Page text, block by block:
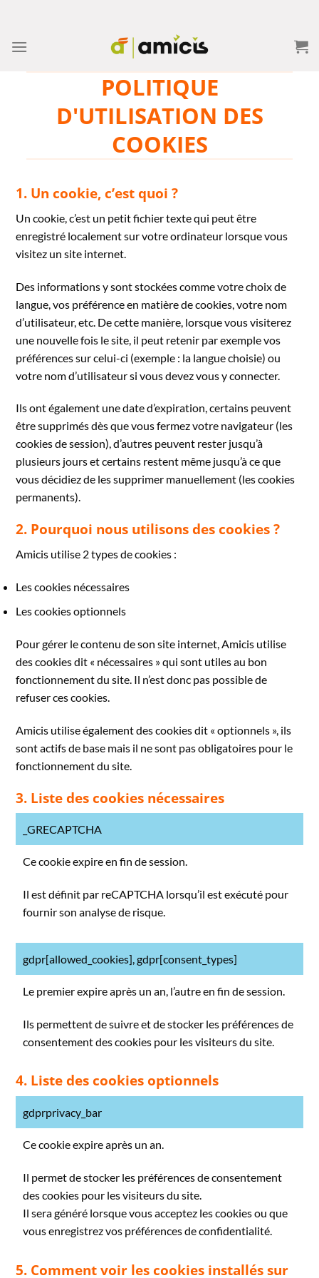
content
POLITIQUE
D'UTILISATION DES
COOKIES
1. Un cookie, c’est quoi ?
Un cookie, c’est un petit fichier texte qui peut être
enregistré localement sur votre ordinateur lorsque vous
visitez un site internet.
Des informations y sont stockées comme votre choix de
langue, vos préférence en matière de cookies, votre nom
d’utilisateur, etc. De cette manière, lorsque vous visiterez
une nouvelle fois le site, il peut retenir par exemple vos
préférences sur celui-ci (exemple : la langue choisie) ou
votre nom d’utilisateur si vous devez vous y connecter.
Ils ont également une date d’expiration, certains peuvent
être supprimés dès que vous fermez votre navigateur (les
cookies de session), d’autres peuvent rester jusqu’à
plusieurs jours et certains restent même jusqu’à ce que
vous décidiez de les supprimer manuellement (les cookies
permanents).
2. Pourquoi nous utilisons des cookies ?
Amicis utilise 2 types de cookies :
Les cookies nécessaires
Les cookies optionnels
Pour gérer le contenu de son site internet, Amicis utilise
des cookies dit « nécessaires » qui sont utiles au bon
fonctionnement du site. Il n’est donc pas possible de
refuser ces cookies.
Amicis utilise également des cookies dit « optionnels », ils
sont actifs de base mais il ne sont pas obligatoires pour le
fonctionnement du site.
3. Liste des cookies nécessaires
_GRECAPTCHA
Ce cookie expire en fin de session.
Il est définit par reCAPTCHA lorsqu’il est exécuté pour
fournir son analyse de risque.
gdpr[allowed_cookies], gdpr[consent_types]
Le premier expire après un an, l’autre en fin de session.
Ils permettent de suivre et de stocker les préférences de
consentement des cookies pour les visiteurs du site.
4. Liste des cookies optionnels
gdprprivacy_bar
Ce cookie expire après un an.
Il permet de stocker les préférences de consentement
des cookies pour les visiteurs du site.
Il sera généré lorsque vous acceptez les cookies ou que
vous enregistrez vos préférences de confidentialité.
5. Comment voir les cookies installés sur